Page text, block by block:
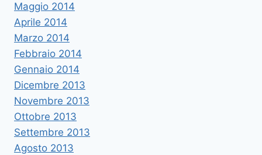
Maggio 2014
Aprile 2014
Marzo 2014
Febbraio 2014
Gennaio 2014
Dicembre 2013
Novembre 2013
Ottobre 2013
Settembre 2013
Agosto 2013